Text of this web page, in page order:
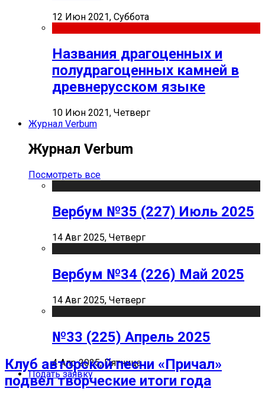
12 Июн 2021, Суббота
Названия драгоценных и
полудрагоценных камней в
древнерусском языке
10 Июн 2021, Четверг
Журнал Verbum
Журнал Verbum
Посмотреть все
Вербум №35 (227) Июль 2025
14 Авг 2025, Четверг
Вербум №34 (226) Май 2025
14 Авг 2025, Четверг
№33 (225) Апрель 2025
4 Апр 2025, Пятница
Подать заявку
Клуб авторской песни «Причал»
подвел творческие итоги года